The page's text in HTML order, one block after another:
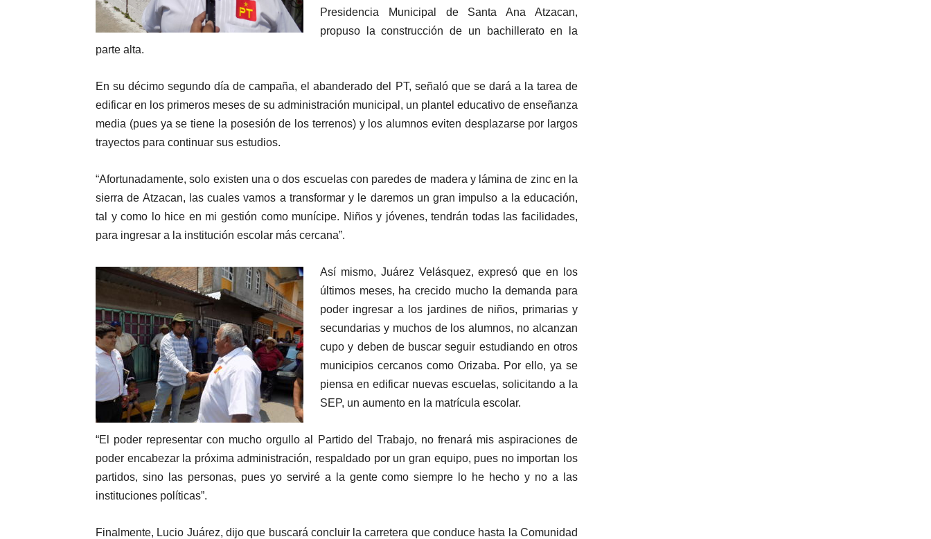
Presidencia Municipal de Santa Ana Atzacan,
propuso la construcción de un bachillerato en la
parte alta.
En su décimo segundo día de campaña, el abanderado del PT, señaló que se dará a la tarea de
edificar en los primeros meses de su administración municipal, un plantel educativo de enseñanza
media (pues ya se tiene la posesión de los terrenos) y los alumnos eviten desplazarse por largos
trayectos para continuar sus estudios.
“Afortunadamente, solo existen una o dos escuelas con paredes de madera y lámina de zinc en la
sierra de Atzacan, las cuales vamos a transformar y le daremos un gran impulso a la educación,
tal y como lo hice en mi gestión como munícipe. Niños y jóvenes, tendrán todas las facilidades,
para ingresar a la institución escolar más cercana”.
Así mismo, Juárez Velásquez, expresó que en los
últimos meses, ha crecido mucho la demanda para
poder ingresar a los jardines de niños, primarias y
secundarias y muchos de los alumnos, no alcanzan
cupo y deben de buscar seguir estudiando en otros
municipios cercanos como Orizaba. Por ello, ya se
piensa en edificar nuevas escuelas, solicitando a la
SEP, un aumento en la matrícula escolar.
“El poder representar con mucho orgullo al Partido del Trabajo, no frenará mis aspiraciones de
poder encabezar la próxima administración, respaldado por un gran equipo, pues no importan los
partidos, sino las personas, pues yo serviré a la gente como siempre lo he hecho y no a las
instituciones políticas”.
Finalmente, Lucio Juárez, dijo que buscará concluir la carretera que conduce hasta la Comunidad